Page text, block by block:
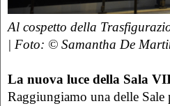
Al cospetto della
| Foto: © Samantha De
La nuova luce della Sala
Raggiungiamo una delle